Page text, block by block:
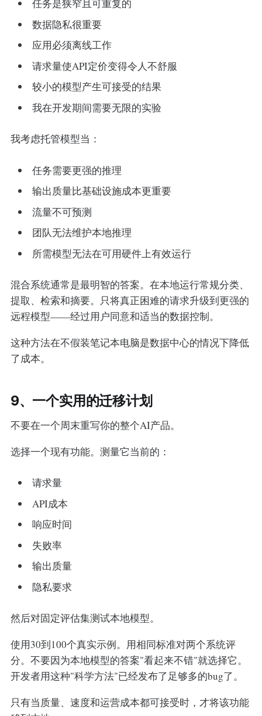
任务是狭窄且可重复的
数据隐私很重要
应用必须离线工作
请求量使API定价变得令人不舒服
较小的模型产生可接受的结果
我在开发期间需要无限的实验
我考虑托管模型当：
任务需要更强的推理
输出质量比基础设施成本更重要
流量不可预测
团队无法维护本地推理
所需模型无法在可用硬件上有效运行
混合系统通常是最明智的答案。在本地运行常规分类、
提取、检索和摘要。只将真正困难的请求升级到更强的
远程模型——经过用户同意和适当的数据控制。
这种方法在不假装笔记本电脑是数据中心的情况下降低
了成本。
9、一个实用的迁移计划
不要在一个周末重写你的整个AI产品。
选择一个现有功能。测量它当前的：
请求量
API成本
响应时间
失败率
输出质量
隐私要求
然后对固定评估集测试本地模型。
使用30到100个真实示例。用相同标准对两个系统评
分。不要因为本地模型的答案"看起来不错"就选择它。
开发者用这种"科学方法"已经发布了足够多的bug了。
只有当质量、速度和运营成本都可接受时，才将该功能